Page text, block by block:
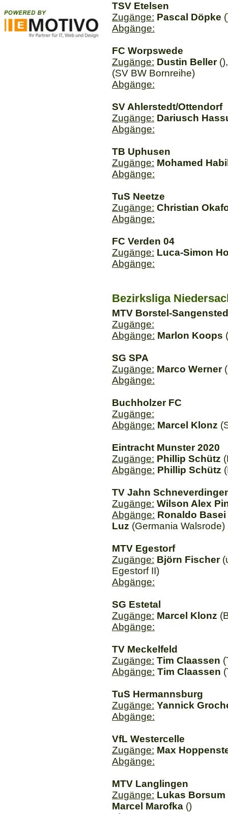
TSV Etelsen
Zugänge: Pascal Döpke
Abgänge:
FC Worpswede
Zugänge: Dustin Beller
(SV BW Bornreihe)
Abgänge:
SV Ahlerstedt/Ottendorf
Zugänge: Dariusch
Abgänge:
TB Uphusen
Zugänge: Mohamed
Abgänge:
TuS Neetze
Zugänge: Christian
Abgänge:
FC Verden 04
Zugänge: Luca-Simon
Abgänge:
Bezirksliga
MTV Borstel-
Zugänge:
Abgänge: Marlon Koops
SG SPA
Zugänge: Marco Werner
Abgänge:
Buchholzer FC
Zugänge:
Abgänge: Marcel Klonz
Eintracht Munster 2020
Zugänge: Phillip Schütz
Abgänge: Phillip Schütz
TV Jahn
Zugänge: Wilson Alex
Abgänge: Ronaldo Basei
Luz (Germania Walsrode)
MTV Egestorf
Zugänge: Björn Fischer
Egestorf II)
Abgänge:
SG Estetal
Zugänge: Marcel Klonz
Abgänge:
TV Meckelfeld
Zugänge: Tim Claassen
Abgänge: Tim Claassen
TuS Hermannsburg
Zugänge: Yannick
Abgänge:
VfL Westercelle
Zugänge: Max
Abgänge:
MTV Langlingen
Zugänge: Lukas Borsum
Marcel Marofka ()